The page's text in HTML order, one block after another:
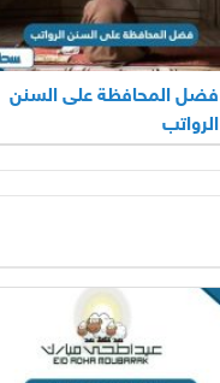
فضل المحافظة على السنن
الرواتب